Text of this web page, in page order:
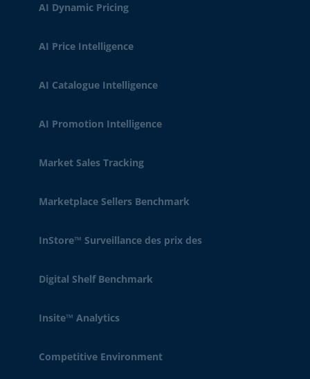
AI Dynamic Pricing
AI Price Intelligence
AI Catalogue Intelligence
AI Promotion Intelligence
Market Sales Tracking
Marketplace Sellers Benchmark
InStore™ Surveillance des prix des
Digital Shelf Benchmark
Insite™ Analytics
Competitive Environment